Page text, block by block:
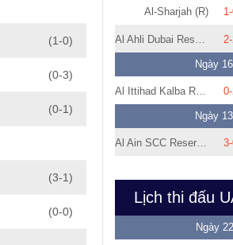
(1-0)
(0-3)
(0-1)
(3-1)
(0-0)
Al-Sharjah (R)
Al Ahli Dubai Reserves
Ngày
Al Ittihad Kalba Reserves
Ngày
Al Ain SCC Reserves
Lịch thi đấu
Ngày